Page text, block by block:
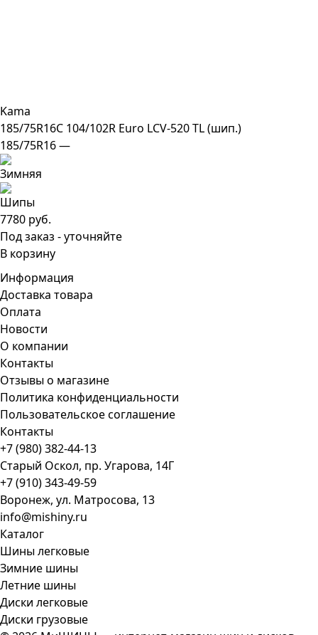
Kama
185/75R16C 104/102R Euro LCV-520 TL (шип.)
185/75R16 —
7780 руб.
Под заказ - уточняйте
В корзину
Информация
Доставка товара
Оплата
Новости
О компании
Контакты
Отзывы о магазине
Политика конфиденциальности
Пользовательское соглашение
Контакты
+7 (980) 382-44-13
Старый Оскол, пр. Угарова, 14Г
+7 (910) 343-49-59
Воронеж, ул. Матросова, 13
info@mishiny.ru
Каталог
Шины легковые
Зимние шины
Летние шины
Диски легковые
Диски грузовые